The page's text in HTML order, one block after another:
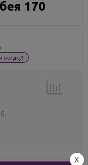
170
скидку!
X